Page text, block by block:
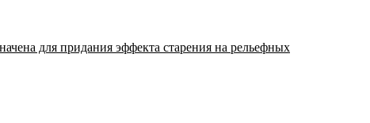
для придания эффекта старения на рельефных